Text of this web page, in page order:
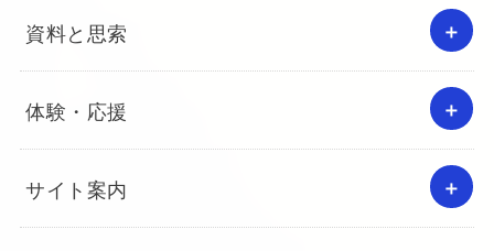
資料と思索
体験・応援
サイト案内